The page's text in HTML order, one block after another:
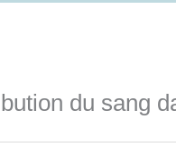
du sang